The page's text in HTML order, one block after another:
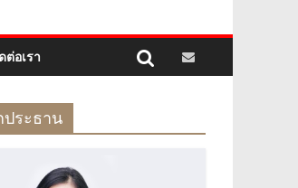
ต่อเรา
ระธาน